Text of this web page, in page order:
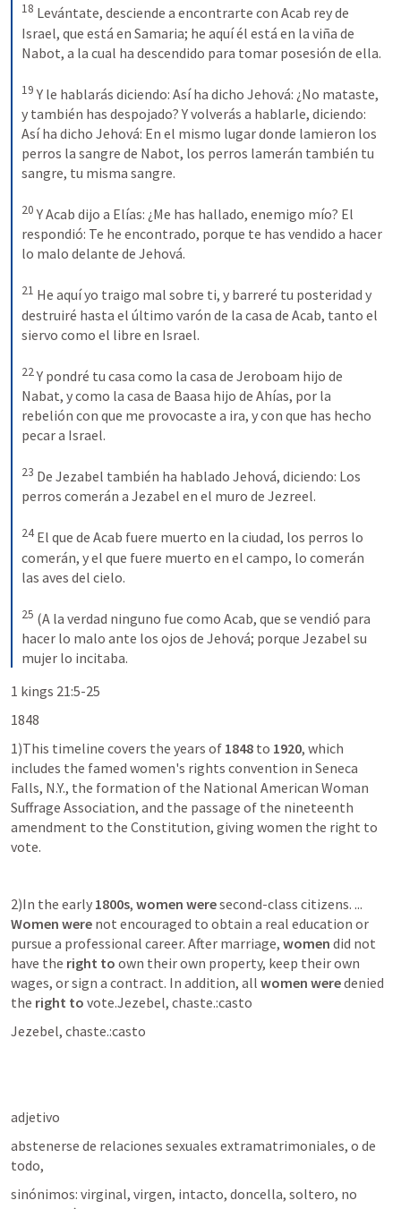
18 Levántate, desciende a encontrarte con Acab rey de
Israel, que está en Samaria; he aquí él está en la viña de
19 Y le hablarás diciendo: Así ha dicho Jehová: ¿No mataste,
y también has despojado? Y volverás a hablarle, diciendo:
Así ha dicho Jehová: En el mismo lugar donde lamieron los
perros la sangre de Nabot, los perros lamerán también tu
sangre, tu misma sangre.
20 Y Acab dijo a Elías: ¿Me has hallado, enemigo mío? El
respondió: Te he encontrado, porque te has vendido a hacer
lo malo delante de Jehová.
21 He aquí yo traigo mal sobre ti, y barreré tu posteridad y
destruiré hasta el último varón de la casa de Acab, tanto el
siervo como el libre en Israel.
22Y pondré tu casa como la casa de Jeroboam hijo de
Nabat, y como la casa de Baasa hijo de Ahías, por la
rebelión con que me provocaste a ira, y con que has hecho
pecar a Israel.
23 De Jezabel también ha hablado Jehová, diciendo: Los
perros comerán a Jezabel en el muro de Jezreel.
24 El que de Acab fuere muerto en la ciudad, los perros lo
comerán, y el que fuere muerto en el campo, lo comerán
las aves del cielo.
25 (A la verdad ninguno fue como Acab, que se vendió para
hacer lo malo ante los ojos de Jehová; porque Jezabel su
mujer lo incitaba.
1 kings 21:5-25
1)This timeline covers the years of 1848 to 1920, which
includes the famed women's rights convention in Seneca
Falls, N.Y., the formation of the National American Woman
Suffrage Association, and the passage of the nineteenth
amendment to the Constitution, giving women the right to
vote.
2)In the early 1800s, women were
Women were not encouraged to obtain a real education or
pursue a professional career. After marriage, women did not
have the right to own their own property, keep their own
wages, or sign a contract. In addition, all women were denied
the right to vote.Jezebel, chaste.:casto
Jezebel, chaste.:casto
adjetivo
abstenerse de relaciones sexuales extramatrimoniales, o de
todo,
sinónimos: virginal, virgen, intacto, doncella, soltero, no